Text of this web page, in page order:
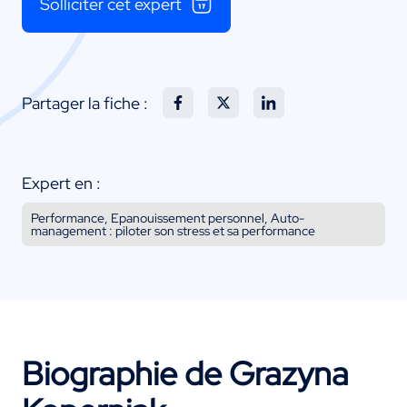
Partager la fiche :
Expert en :
Performance, Epanouissement personnel, Auto-
management : piloter son stress et sa performance
Biographie de Grazyna